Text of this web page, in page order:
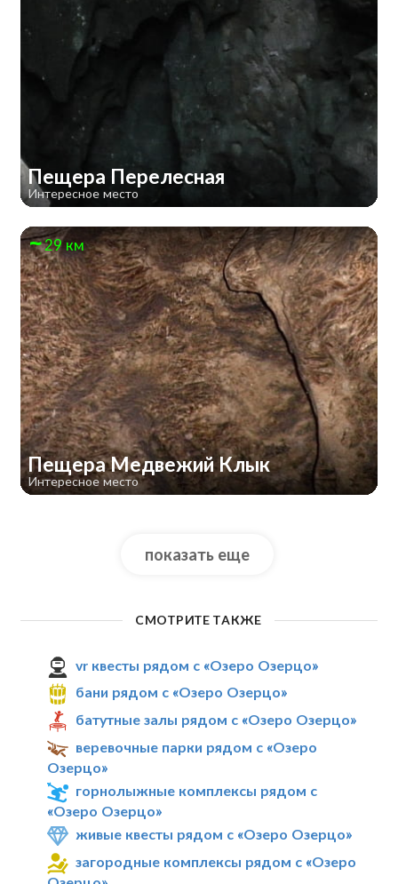
Пещера Перелесная
Интересное место
29 км
Пещера Медвежий Клык
Интересное место
показать еще
СМОТРИТЕ ТАКЖЕ
vr квесты рядом с «Озеро Озерцо»
бани рядом с «Озеро Озерцо»
батутные залы рядом с «Озеро Озерцо»
веревочные парки рядом с «Озеро
Озерцо»
горнолыжные комплексы рядом с
«Озеро Озерцо»
живые квесты рядом с «Озеро Озерцо»
загородные комплексы рядом с «Озеро